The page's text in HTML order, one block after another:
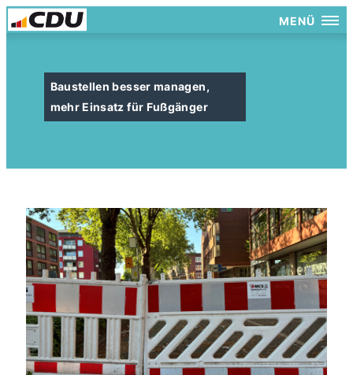
MENÜ
Baustellen besser managen,
mehr Einsatz für Fußgänger